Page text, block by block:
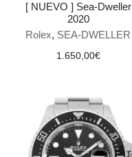
[ NUEVO ] Sea-Dweller
2020
Rolex, SEA-DWELLER
1.650,00€